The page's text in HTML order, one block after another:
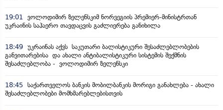
19:01
ვოლოდიმირ ზელენსკიმ ნორვეგიის პრემიერ-მინისტრთან
უკრაინის საჰაერო თავდაცვის გაძლიერება განიხილა
18:49 უკრაინას აქვს საკუთარი ბალისტიკური შესაძლებლობების
განვითარებისა და ახალი ანტიბალისტიკური სისტემის შექმნის
შესაძლებლობა - ვოლოდიმირ ზელენსკი
18:45 საქართველოს ბანკის მობილბანკის მორიგი განახლება - ახალი
შესაძლებლობები მომხმარებლებისთვის